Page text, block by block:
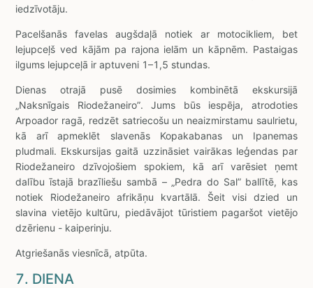
iedzīvotāju.
Pacelšanās favelas augšdaļā notiek ar motocikliem, bet
lejupceļš ved kājām pa rajona ielām un kāpnēm. Pastaigas
ilgums lejupceļā ir aptuveni 1–1,5 stundas.
Dienas otrajā pusē dosimies kombinētā ekskursijā
„Naksnīgais Riodežaneiro”. Jums būs iespēja, atrodoties
Arpoador ragā, redzēt satriecošu un neaizmirstamu saulrietu,
kā arī apmeklēt slavenās Kopakabanas un Ipanemas
pludmali. Ekskursijas gaitā uzzināsiet vairākas leģendas par
Riodežaneiro dzīvojošiem spokiem, kā arī varēsiet ņemt
dalību īstajā brazīliešu sambā – „Pedra do Sal” ballītē, kas
notiek Riodežaneiro afrikāņu kvartālā. Šeit visi dzied un
slavina vietējo kultūru, piedāvājot tūristiem pagaršot vietējo
dzērienu - kaiperinju.
Atgriešanās viesnīcā, atpūta.
7. DIENA